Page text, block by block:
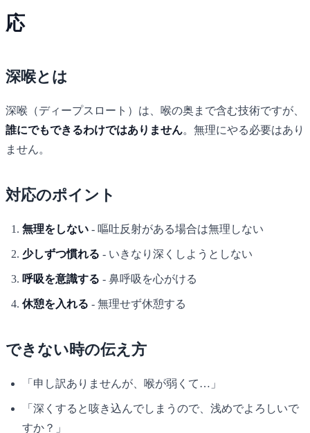
応
深喉とは
深喉（ディープスロート）は、喉の奥まで含む技術ですが、
誰にでもできるわけではありません。無理にやる必要はあり
ません。
対応のポイント
無理をしない - 嘔吐反射がある場合は無理しない
少しずつ慣れる - いきなり深くしようとしない
呼吸を意識する - 鼻呼吸を心がける
休憩を入れる - 無理せず休憩する
できない時の伝え方
「申し訳ありませんが、喉が弱くて…」
「深くすると咳き込んでしまうので、浅めでよろしいで
すか？」